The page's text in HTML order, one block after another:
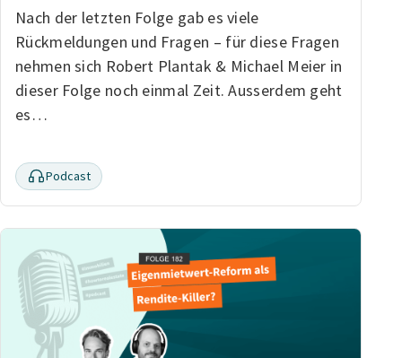
Nach der letzten Folge gab es viele
Rückmeldungen und Fragen – für diese Fragen
nehmen sich Robert Plantak & Michael Meier in
dieser Folge noch einmal Zeit. Ausserdem geht
es…
Podcast